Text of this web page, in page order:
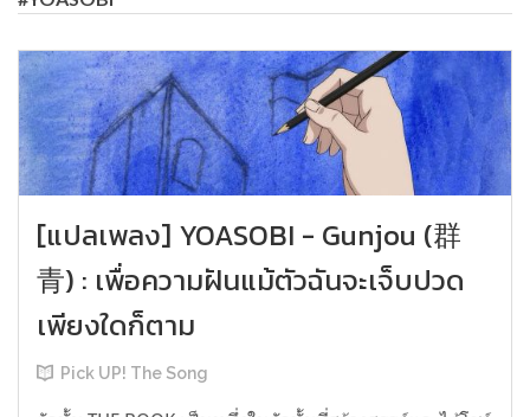
[แปลเพลง] YOASOBI - Gunjou (群
青) : เพื่อความฝันแม้ตัวฉันจะเจ็บปวด
เพียงใดก็ตาม
Pick UP! The Song